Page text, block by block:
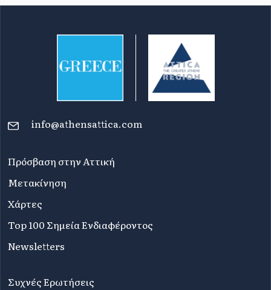
info@athensattica.com
Πρόσβαση στην Αττική
Μετακίνηση
Χάρτες
Top 100 Σημεία Ενδιαφέροντος
Newsletters
Συχνές Ερωτήσεις